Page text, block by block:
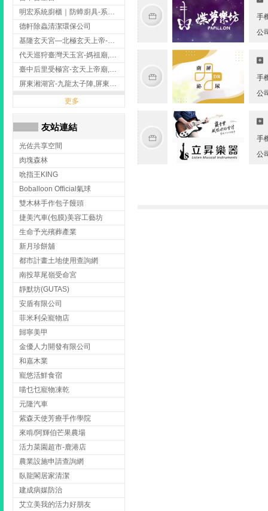
明宏系統廚櫃｜防蟑廚具-系統廚櫃安裝,台中系統廚櫃安裝,彰化系統廚櫃安裝,台南系統廚櫃安裝,台中防蟑
德軒除蟲清潔環保公司
基隆玄天宮—北極玄天上帝-玄天上帝廟,拜玄天上帝,基隆玄天上帝廟,安樂區玄天上帝廟,
代天巡狩臺灣天玉宮-媽祖廟,拜媽祖,雲林媽祖廟,雲林拜媽祖,
臺中后里受極宮-玄天上帝廟,拜玄天上帝,台中玄天上帝廟,后里玄天上帝廟,
屏東湘湖宮-九龍太子陣,屏東九龍太子陣
更多
友站連結
光佐共享空間
肉塊森林
吮指王KING
Boballoon Official氣球
雙木林手作包子饅頭
捷美汽車(包膜)美容工藝坊
生命予光殯葬產業
新月珍餅舖
都市計畫土地使用查詢網
南投草尾嶺受命宮
靜默坊(GUTAS)
安盾有限公司
菲米利朵寵物店
歸寧美甲
金優人力開發有限公司
和嘉木業
寵悠活鮮食宿
喵乜乜寵物凍乾
元隆汽車
紫森天使芳療手作學院
來啃/阿輝伯芒果農場
活力菜園超市-鹿港店
農業設施申請查詢網
臥龍閣居家清潔
建成病媒防治
艾立美我的活力好朋友
手
公
手
公
手
公